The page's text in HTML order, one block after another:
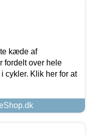
kæde af
fordelt over hele
cykler. Klik her for at